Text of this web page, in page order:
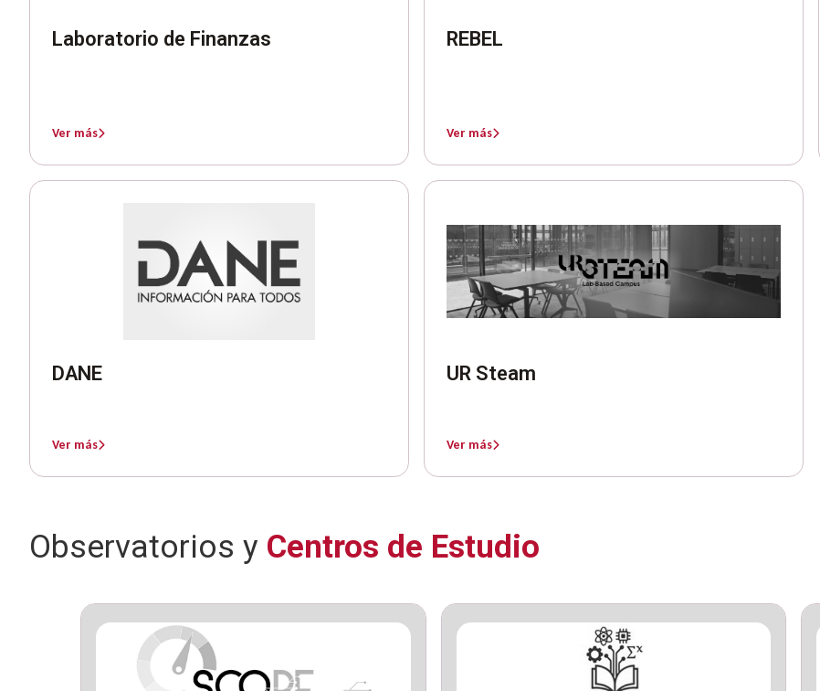
Laboratorio de Finanzas
Ver más
REBEL
Ver más
DANE
Ver más
UR Steam
Ver más
Observatorios y Centros de Estudio